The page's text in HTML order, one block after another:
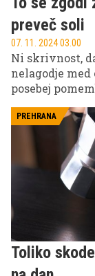
preveč soli
07. 11. 2024 03.00
Ni skrivnost,
nelagodje
posebej
PREHRANA
Toliko